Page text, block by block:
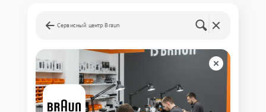
Сервисный центр Braun